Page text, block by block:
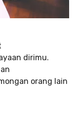
dirimu.
orang lain